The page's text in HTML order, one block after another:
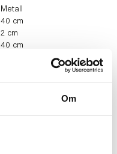
Om
Metall
40 cm
2 cm
40 cm